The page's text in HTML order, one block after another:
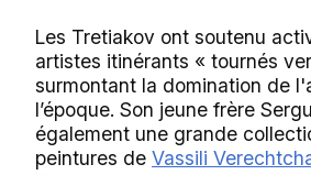
Les Tretiakov ont soutenu
artistes itinérants « tournés
surmontant la domination de
l’époque. Son jeune frère
également une grande
peintures de Vassili